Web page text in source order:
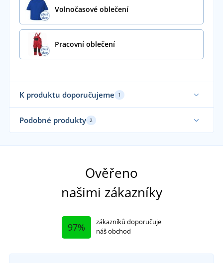
Volnočasové oblečení
Pracovní oblečení
K produktu doporučujeme 1
Podobné produkty 2
Ověřeno
našimi zákazníky
97%
zákazníků doporučuje
náš obchod